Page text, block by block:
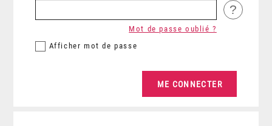
?
Afficher mot de passe
Mot de passe oublié ?